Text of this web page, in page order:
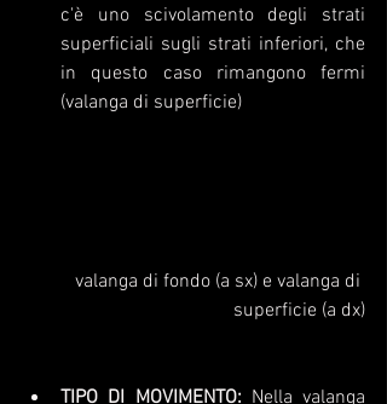
c'è uno scivolamento degli strati
superficiali sugli strati inferiori, che
in questo caso rimangono fermi
(valanga di superficie)
valanga di fondo (a sx) e valanga di
superficie (a dx)
TIPO DI MOVIMENTO: Nella valanga